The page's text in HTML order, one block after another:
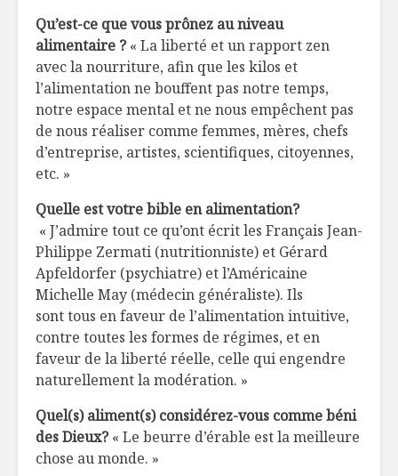
Qu’est-ce que vous prônez au niveau
alimentaire ?« La liberté et un rapport zen
avec la nourriture, afin que les kilos et
l’alimentation ne bouffent pas notre temps,
notre espace mental et ne nous empêchent pas
de nous réaliser comme femmes, mères, chefs
d’entreprise, artistes, scientifiques, citoyennes,
etc. »
Quelle est votre bible en alimentation?
« J’admire tout ce qu’ont écrit les Français Jean-
Philippe Zermati (nutritionniste) et Gérard
Apfeldorfer (psychiatre) et l’Américaine
Michelle May (médecin généraliste). Ils
sont tous en faveur de l’alimentation intuitive,
contre toutes les formes de régimes, et en
faveur de la liberté réelle, celle qui engendre
naturellement la modération. »
Quel(s) aliment(s) considérez-vous comme béni
des Dieux?« Le beurre d’érable est la meilleure
chose au monde. »
L’Oasis des Italiens
Portorož, Slovénie
Toujours
disponibles en
temps de crise
douces
bouquet
coco